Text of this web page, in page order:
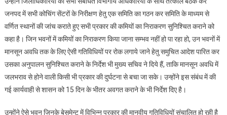
जनपद में सभी कोचिंग सेंटरों के निरीक्षण हेतु एक समिति का गठन कर समिति के माध्यम से
वर्णित स्थानों की जांच कराते हुए सभी प्रकार की कमियों का निराकरण सुनिश्चित कराने को
कहा है। जिन भवनों में कमियों का निराकरण किया जाना सम्भव नहीं हो पा रहा हो, उन भवनों में
मानसून अवधि तक के लिए ऐसी गतिविधियों पर रोक लगाये जाने हेतु समुचित आदेश पारित कर
उसका अनुपालन सुनिश्चित कराने के निर्देश भी मुख्य सचिव ने दिये हैं, ताकि मानसून अवधि में
जलभराव से होने वाली किसी भी प्रकार की दुर्घटना से बचा जा सके। उन्होंने इस संबंध में की
गई कार्यवाही से शासन को 15 दिन के भीतर अवगत कराने के भी निर्देश दिए है।
उन्होंने ऐसे भवन जिनके बेसमेन्ट में विभिन्न प्रकार की मानवीय गतिविधियों संचालित हो रही है